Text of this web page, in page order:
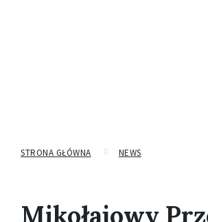
STRONA GŁÓWNA NEWS
Mikołajowy